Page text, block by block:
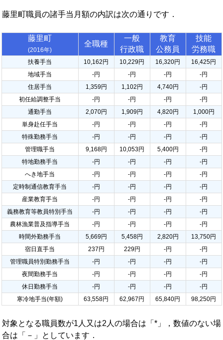
藤里町職員の諸手当月額の内訳は次の通りです．
藤里町
(2016年)
全職種
一般
行政職
教育
公務員
技能
労務職
扶養手当 10,162円 10,229円 16,320円
16,425円
地域手当
-円 -円 -円
-円
住居手当
1,359円 1,102円 4,740円
-円
初任給調整手当
-円 -円 -円
-円
通勤手当
2,070円 1,909円 4,820円
1,000円
単身赴任手当
-円 -円 -円
-円
特殊勤務手当
-円 -円 -円
-円
管理職手当
9,168円 10,053円 5,400円
-円
特地勤務手当
-円 -円 -円
-円
へき地手当
-円 -円 -円
-円
定時制通信教育手当
-円 -円 -円
-円
産業教育手当
-円 -円 -円
-円
義務教育等教員特別手当
-円 -円 -円
-円
農林漁業普及指導手当
-円 -円 -円
-円
時間外勤務手当
5,669円 5,458円 2,820円
13,750円
宿日直手当
237円 229円 -円
-円
管理職員特別勤務手当
-円 -円 -円
-円
夜間勤務手当
-円 -円 -円
-円
休日勤務手当
-円 -円 -円
-円
寒冷地手当(年額)
63,558円 62,967円 65,840円 98,250円
対象となる職員数が1人又は2人の場合は「*」，数値のない場
合は「－」としています．